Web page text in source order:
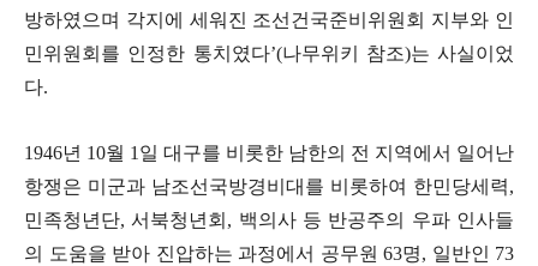
방하였으며 각지에 세워진 조선건국준비위원회 지부와 인
민위원회를 인정한 통치였다’(나무위키 참조)는 사실이었
다.
1946년 10월 1 일 대구를 비롯한 남한의 전 지역에서 일어난
항쟁은 미군과 남조선국방경비대를 비롯하여 한민당세력,
민족청년단,서북청년회 , 백의사 등 반공주의 우파 인사들
의 도움을 받아 진압하는 과정에서 공무원 63명, 일반인 73